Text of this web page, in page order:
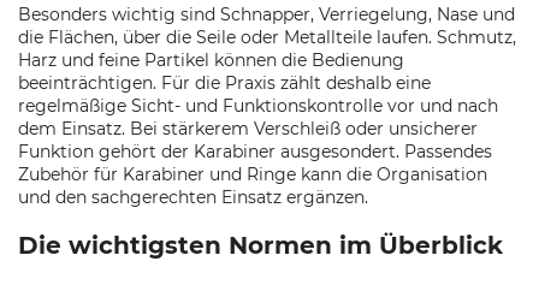
Besonders wichtig sind Schnapper, Verriegelung, Nase und
die Flächen, über die Seile oder Metallteile laufen. Schmutz,
Harz und feine Partikel können die Bedienung
beeinträchtigen. Für die Praxis zählt deshalb eine
regelmäßige Sicht- und Funktionskontrolle vor und nach
dem Einsatz. Bei stärkerem Verschleiß oder unsicherer
Funktion gehört der Karabiner ausgesondert. Passendes
Zubehör für Karabiner und Ringe kann die Organisation
und den sachgerechten Einsatz ergänzen.
Die wichtigsten Normen im Überblick